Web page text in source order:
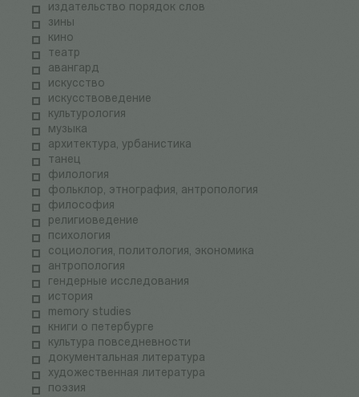
издательство порядок слов
зины
кино
театр
авангард
искусство
искусствоведение
культурология
музыка
архитектура, урбанистика
танец
филология
фольклор, этнография, антропология
философия
религиоведение
психология
социология, политология, экономика
антропология
гендерные исследования
история
memory studies
книги о петербурге
культура повседневности
документальная литература
художественная литература
поэзия